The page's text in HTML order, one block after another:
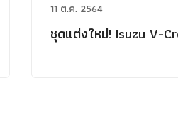
11 ต.ค. 2564
ชุดแต่งใหม่! Isuzu V-